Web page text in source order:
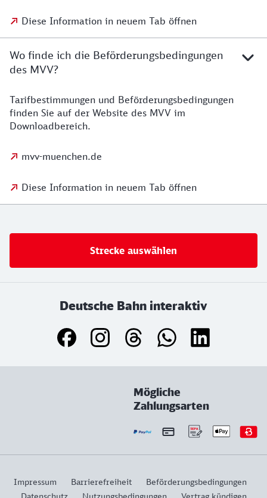
Diese Information in neuem Tab öffnen
Wo finde ich die Beförderungsbedingungen
des MVV?
Tarifbestimmungen und Beförderungsbedingungen
finden Sie auf der Website des MVV im
Downloadbereich.
mvv-muenchen.de
Diese Information in neuem Tab öffnen
Strecke auswählen
Deutsche Bahn interaktiv
Mögliche
Zahlungsarten
Impressum Barrierefreiheit
Beförderungsbedingungen
Datenschutz
Nutzungsbedingungen Vertrag kündigen